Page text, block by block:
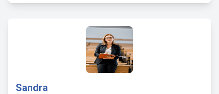
Sandra